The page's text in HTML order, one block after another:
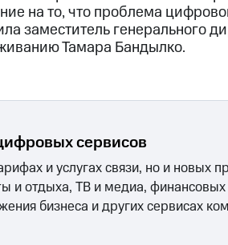
на то, что проблема
заместитель генерального
Тамара Бандылко.
сервисов
и услугах связи, но и новых
и отдыха, ТВ и медиа, финансовых
бизнеса и других сервисах